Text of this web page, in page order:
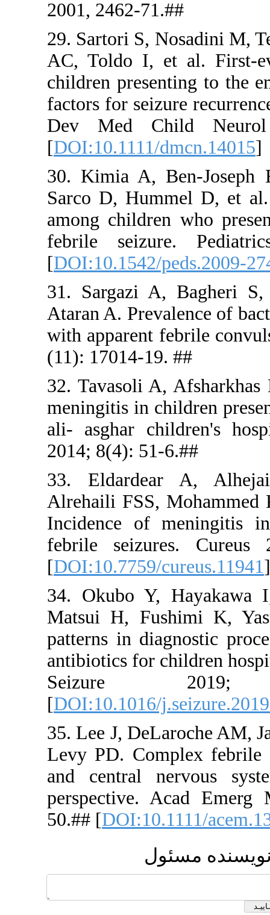
2001,
29. Sartori
AC,
children
factors for
Dev
[
30. Kimia
Sarco D,
among
febrile
[
31.
Ataran A.
with
(11):
32.
meningitis
ali-
2014; 8(4):
33.
Alrehaili
Incidence
febrile
[
34.
Matsui H,
patterns in
antibiotics
[
35. Lee J,
Levy PD.
and
50.## [